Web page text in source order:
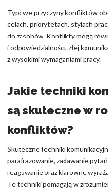
Typowe przyczyny konfliktów
celach, priorytetach, stylach
do zasobów. Konflikty mogą
i odpowiedzialności, złej
z wysokimi wymaganiami pracy.
Jakie techniki
są skuteczne w
konfliktów?
Skuteczne techniki
parafrazowanie, zadawanie
reagowanie oraz klarowne
Te techniki pomagają w